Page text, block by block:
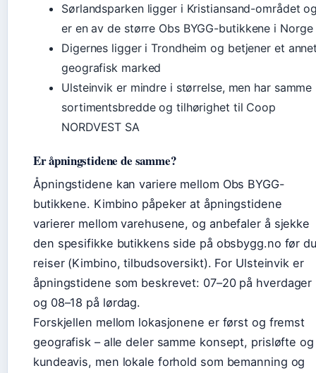
Sørlandsparken ligger i Kristiansand-området
er en av de større Obs BYGG-butikkene i Norge
Digernes ligger i Trondheim og betjener et
geografisk marked
Ulsteinvik er mindre i størrelse, men har samme
sortimentsbredde og tilhørighet til Coop
NORDVEST SA
Er åpningstidene de samme?
Åpningstidene kan variere mellom Obs BYGG-
butikkene. Kimbino påpeker at åpningstidene
varierer mellom varehusene, og anbefaler å sjekke
den spesifikke butikkens side på obsbygg.no før du
reiser (Kimbino, tilbudsoversikt). For Ulsteinvik er
åpningstidene som beskrevet: 07–20 på hverdager
og 08–18 på lørdag.
Forskjellen mellom lokasjonene er først og fremst
geografisk – alle deler samme konsept, prisløfte og
kundeavis, men lokale forhold som bemanning og